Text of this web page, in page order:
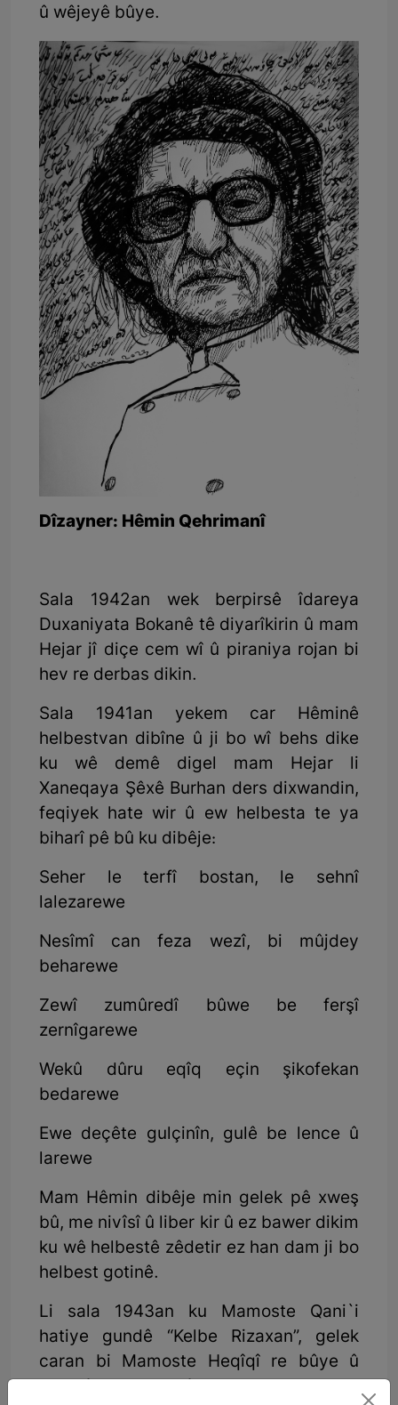
û wêjeyê bûye.
Dîzayner: Hêmin Qehrimanî
Sala 1942an wek berpirsê îdareya
Duxaniyata Bokanê tê diyarîkirin û mam
Hejar jî diçe cem wî û piraniya rojan bi
hev re derbas dikin.
Sala 1941an yekem car Hêminê
helbestvan dibîne û ji bo wî behs dike
ku wê demê digel mam Hejar li
Xaneqaya Şêxê Burhan ders dixwandin,
feqiyek hate wir û ew helbesta te ya
biharî pê bû ku dibêje:
Seher le terfî bostan, le sehnî
lalezarewe
Nesîmî can feza wezî, bi mûjdey
beharewe
Zewî zumûredî bûwe be ferşî
zernîgarewe
Wekû dûru eqîq eçin şikofekan
bedarewe
Ewe deçête gulçinîn, gulê be lence û
larewe
Mam Hêmin dibêje min gelek pê xweş
bû, me nivîsî û liber kir û ez bawer dikim
ku wê helbestê zêdetir ez han dam ji bo
helbest gotinê.
Li sala 1943an ku Mamoste Qani`i
hatiye gundê “Kelbe Rizaxan”, gelek
caran bi Mamoste Heqîqî re bûye û